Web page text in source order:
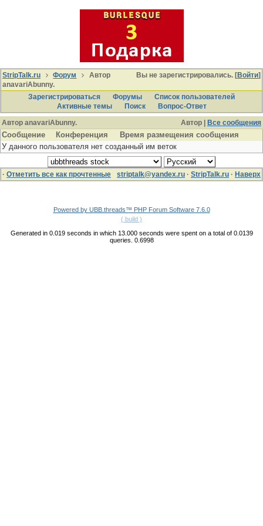
Вы не зарегистрировались. [Войти]
StripTalk.ru Форум
Автор
anavariAbunny.
Зарегистрироваться
Форумы
Список пользователей
Активные темы
Поиcк
Вопрос-Ответ
Автор |
Все сообщения
Автор anavariAbunny.
Сообщение Конференция
Время размещения сообщения
У данного пользователя нет созданный им веток
· Отметить все как прочтенные striptalk@yandex.ru · StripTalk.ru · Наверх
Powered by UBB.threads™ PHP Forum Software 7.6.0
( build )
Generated in 0.019 seconds in which 13.000 seconds were spent on a total of 0.0139
queries. 0.6998